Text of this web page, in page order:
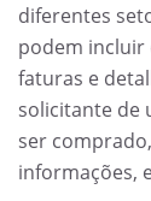
diferentes
podem incluir
faturas e
solicitante de
ser
informações,